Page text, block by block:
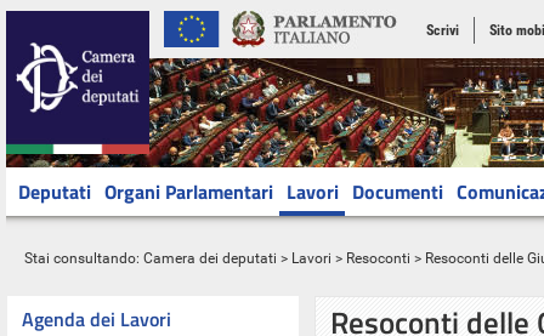
Scrivi Sito
Deputati Organi Parlamentari Lavori Documenti
Stai consultando: Camera dei deputati > Lavori > Resoconti > Resoconti delle
Agenda dei Lavori
Resoconti delle